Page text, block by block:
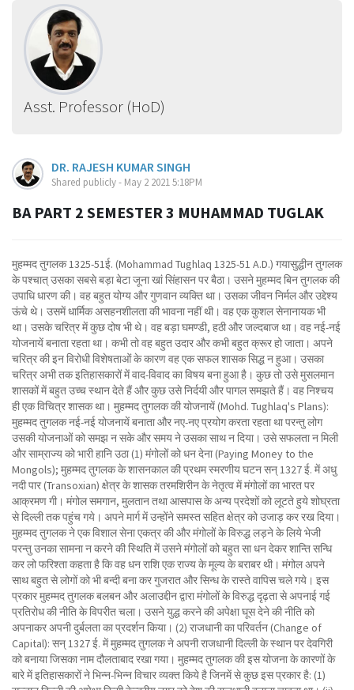
Asst. Professor (HoD)
DR. RAJESH KUMAR SINGH
Shared publicly - May 2 2021 5:18PM
BA PART 2 SEMESTER 3 MUHAMMAD TUGLAK
मुहम्मद तुगलक 1325-51ई. (Mohammad Tughlaq 1325-51 A.D.) गयासुद्धीन तुगलक
के पश्चात् उसका सबसे बड़ा बेटा जूना खां सिंहासन पर बैठा। उसने मुहम्मद बिन तुगलक की
उपाधि धारण की। वह बहुत योग्य और गुणवान व्यक्ति था। उसका जीवन निर्मल और उद्देश्य
ऊंचे थे। उसमें धार्मिक असहनशीलता की भावना नहीं थी। वह एक कुशल सेनानायक भी
था। उसके चरित्र में कुछ दोष भी थे। वह बड़ा घमण्डी, हठी और जल्दबाज था। वह नई-नई
योजनायें बनाता रहता था। कभी तो वह बहुत उदार और कभी बहुत क्रूर हो जाता। अपने
चरित्र की इन विरोधी विशेषताओं के कारण वह एक सफल शासक सिद्ध न हुआ। उसका
चरित्र अभी तक इतिहासकारों में वाद-विवाद का विषय बना हुआ है। कुछ तो उसे मुसलमान
शासकों में बहुत उच्च स्थान देते हैं और कुछ उसे निर्दयी और पागल समझते हैं। वह निश्चय
ही एक विचित्र शासक था। मुहम्मद तुगलक की योजनायें (Mohd. Tughlaq's Plans):
मुहम्मद तुगलक नई-नई योजनायें बनाता और नए-नए प्रयोग करता रहता था परन्तु लोग
उसकी योजनाओं को समझ न सके और समय ने उसका साथ न दिया। उसे सफलता न मिली
और साम्राज्य को भारी हानि उठा (1) मंगोलों को धन देना (Paying Money to the
Mongols); मुहम्मद तुगलक के शासनकाल की प्रथम स्मरणीय घटन सन् 1327 ई. में अधु
नदी पार (Transoxian) क्षेत्र के शासक तरमशिरीन के नेतृत्व में मंगोलों का भारत पर
आक्रमण गी। मंगोल समगान, मुलतान तथा आसपास के अन्य प्रदेशों को लूटते हुये शोघ्रता
से दिल्ली तक पहुंच गये। अपने मार्ग में उन्होंने समस्त सहित क्षेत्र को उजाड़ कर रख दिया।
मुहम्मद तुगलक ने एक विशाल सेना एकत्र की और मंगोलों के विरुद्ध लड़ने के लिये भेजी
परन्तु उनका सामना न करने की स्थिति में उसने मंगोलों को बहुत सा धन देकर शान्ति सन्धि
कर लो फरिश्ता कहता है कि वह धन राशि एक राज्य के मूल्य के बराबर थी। मंगोल अपने
साथ बहुत से लोगों को भी बन्दी बना कर गुजरात और सिन्ध के रास्ते वापिस चले गये। इस
प्रकार मुहम्मद तुगलक बलबन और अलाउद्दीन द्वारा मंगोलों के विरुद्ध दृढ़ता से अपनाई गई
प्रतिरोध की नीति के विपरीत चला। उसने युद्ध करने की अपेक्षा घूस देने की नीति को
अपनाकर अपनी दुर्बलता का प्रदर्शन किया। (2) राजधानी का परिवर्तन (Change of
Capital): सन् 1327 ई. में मुहम्मद तुगलक ने अपनी राजधानी दिल्ली के स्थान पर देवगिरी
को बनाया जिसका नाम दौलताबाद रखा गया। मुहम्मद तुगलक की इस योजना के कारणों के
बारे में इतिहासकारों ने भिन्न-भिन्न विचार व्यक्त किये है जिनमें से कुछ इस प्रकार है: (1)